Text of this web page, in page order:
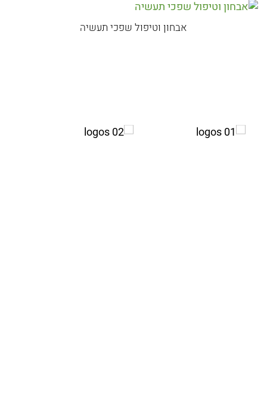
אבחון וטיפול שפכי תעשיה